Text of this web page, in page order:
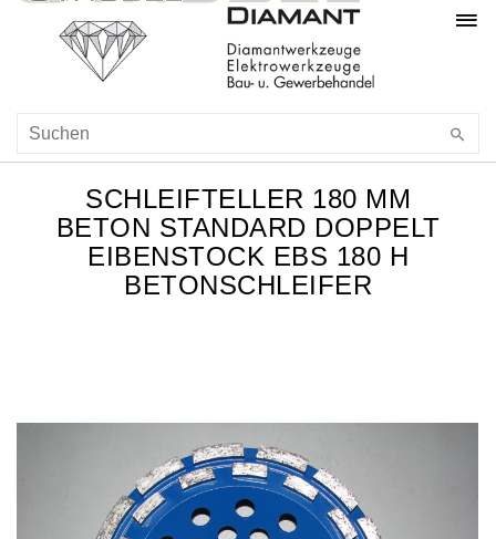
SCHLEIFTELLER 180 MM
BETON STANDARD DOPPELT
EIBENSTOCK EBS 180 H
BETONSCHLEIFER